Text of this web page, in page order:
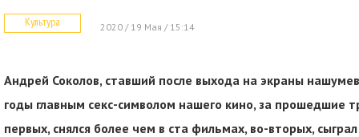
Культура 2020 / 19 Мая / 15:14
Андрей Соколов, ставший после выхода на экраны
годы главным секс-символом нашего кино, за прошедшие
первых, снялся более чем в ста фильмах, во-вторых,